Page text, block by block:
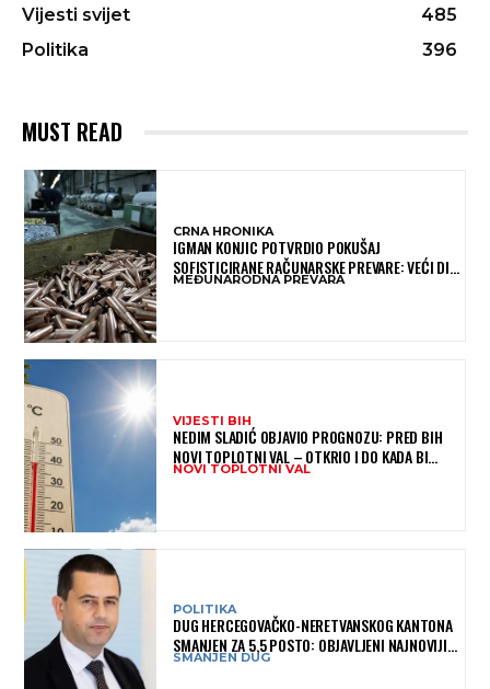
Vijesti svijet
485
Politika
396
MUST READ
CRNA HRONIKA
IGMAN KONJIC POTVRDIO POKUŠAJ
SOFISTICIRANE RAČUNARSKE PREVARE: VEĆI DIO
NOVCA BLOKIRAN, OČEKUJE SE POVRAT
MEĐUNARODNA PREVARA
VIJESTI BIH
NEDIM SLADIĆ OBJAVIO PROGNOZU: PRED BIH
NOVI TOPLOTNI VAL – OTKRIO I DO KADA BI
MOGAO TRAJATI
NOVI TOPLOTNI VAL
POLITIKA
DUG HERCEGOVAČKO-NERETVANSKOG KANTONA
SMANJEN ZA 5,5 POSTO: OBJAVLJENI NAJNOVIJI
PODACI MINISTARSTVA FINANSIJA
SMANJEN DUG